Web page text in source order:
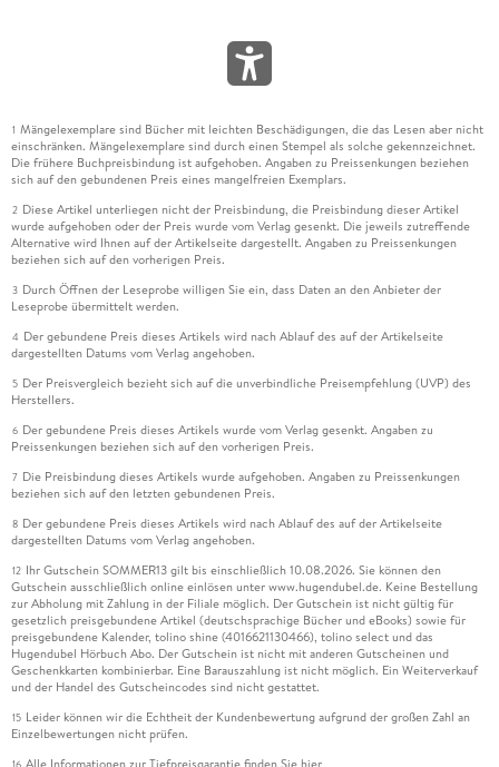
1 Mängelexemplare sind Bücher mit leichten Beschädigungen, die das Lesen aber nicht
einschränken. Mängelexemplare sind durch einen Stempel als solche gekennzeichnet.
Die frühere Buchpreisbindung ist aufgehoben. Angaben zu Preissenkungen beziehen
sich auf den gebundenen Preis eines mangelfreien Exemplars.
2 Diese Artikel unterliegen nicht der Preisbindung, die Preisbindung dieser Artikel
wurde aufgehoben oder der Preis wurde vom Verlag gesenkt. Die jeweils zutreffende
Alternative wird Ihnen auf der Artikelseite dargestellt. Angaben zu Preissenkungen
beziehen sich auf den vorherigen Preis.
3 Durch Öffnen der Leseprobe willigen Sie ein, dass Daten an den Anbieter der
Leseprobe übermittelt werden.
4 Der gebundene Preis dieses Artikels wird nach Ablauf des auf der Artikelseite
dargestellten Datums vom Verlag angehoben.
5 Der Preisvergleich bezieht sich auf die unverbindliche Preisempfehlung (UVP) des
Herstellers.
6 Der gebundene Preis dieses Artikels wurde vom Verlag gesenkt. Angaben zu
Preissenkungen beziehen sich auf den vorherigen Preis.
7 Die Preisbindung dieses Artikels wurde aufgehoben. Angaben zu Preissenkungen
beziehen sich auf den letzten gebundenen Preis.
8 Der gebundene Preis dieses Artikels wird nach Ablauf des auf der Artikelseite
dargestellten Datums vom Verlag angehoben.
12 Ihr Gutschein SOMMER13 gilt bis einschließlich 10.08.2026. Sie können den
Gutschein ausschließlich online einlösen unter www.hugendubel.de. Keine Bestellung
zur Abholung mit Zahlung in der Filiale möglich. Der Gutschein ist nicht gültig für
gesetzlich preisgebundene Artikel (deutschsprachige Bücher und eBooks) sowie für
preisgebundene Kalender, tolino shine (4016621130466), tolino select und das
Hugendubel Hörbuch Abo. Der Gutschein ist nicht mit anderen Gutscheinen und
Geschenkkarten kombinierbar. Eine Barauszahlung ist nicht möglich. Ein Weiterverkauf
und der Handel des Gutscheincodes sind nicht gestattet.
15 Leider können wir die Echtheit der Kundenbewertung aufgrund der großen Zahl an
Einzelbewertungen nicht prüfen.